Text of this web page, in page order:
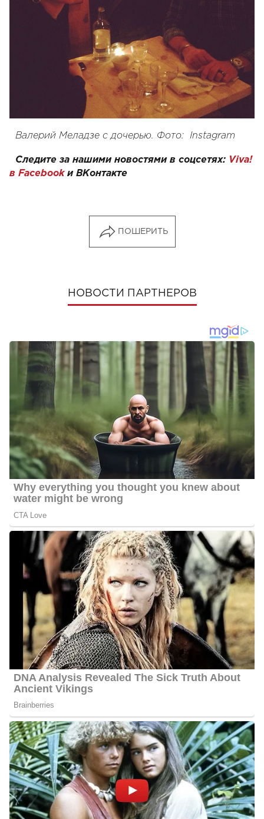
Валерий Меладзе с дочерью. Фото: Instagram
Следите за нашими новостями в соцсетях: Viva!
в Facebook и ВКонтакте
ПОШЕРИТЬ
НОВОСТИ ПАРТНЕРОВ